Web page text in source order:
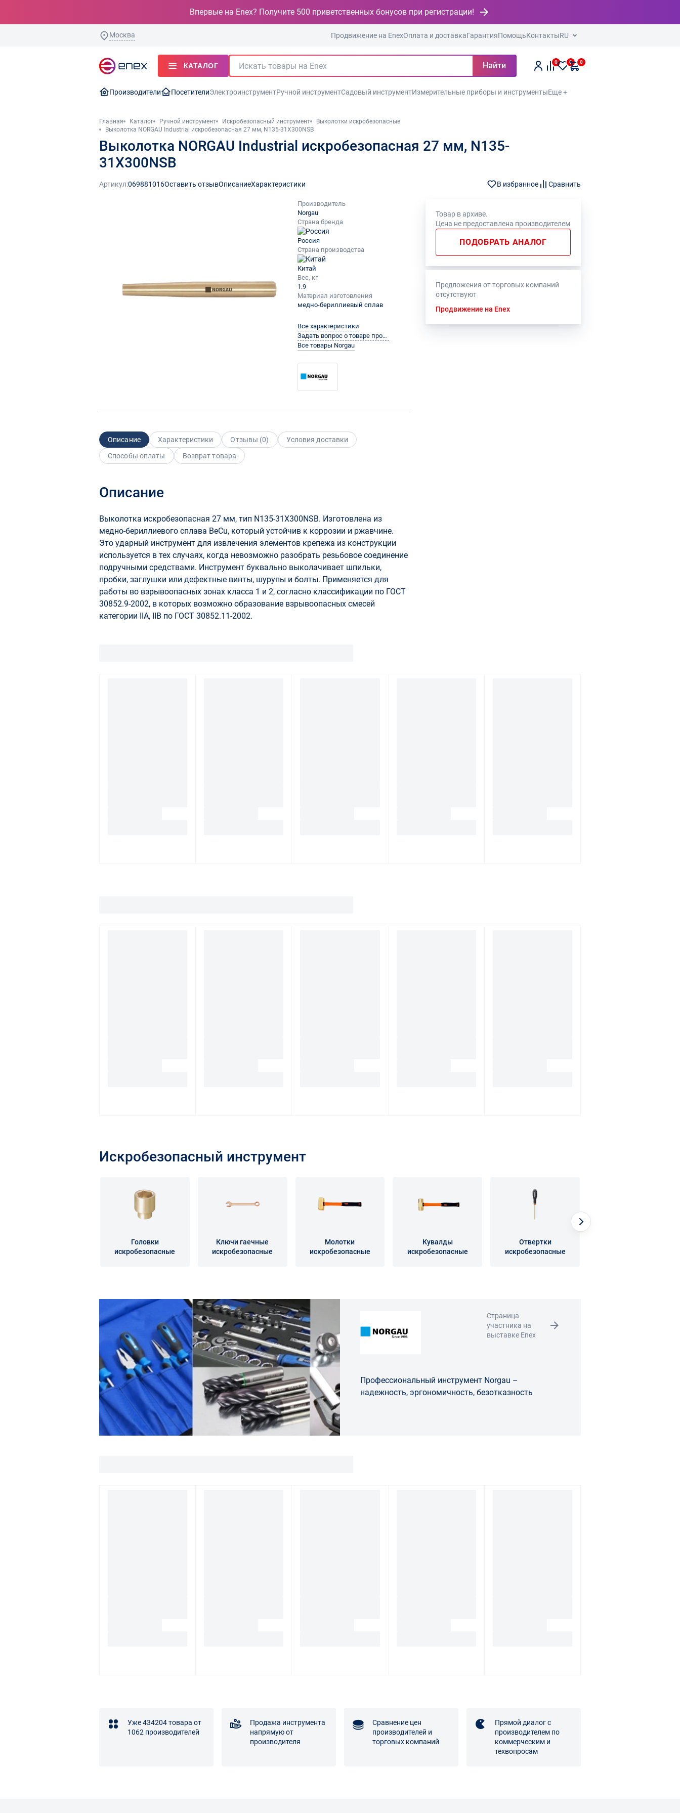
Впервые на Enex? Получите 500 приветственных бонусов при регистрации!
Москва Продвижение на EnexОплата и доставкаГарантияПомощьКонтактыRU
КАТАЛОГ Найти 0 0 0
Производители ПосетителиЭлектроинструментРучной инструментСадовый инструментИзмерительные приборы и инструментыЕще +
Главная Каталог Ручной инструмент Искробезопасный инструмент
Выколотки искробезопасные
Выколотка NORGAU Industrial искробезопасная 27 мм, N135-31Х300NSB
Выколотка NORGAU Industrial искробезопасная 27 мм, N135-
31Х300NSB
Артикул:069881016Оставить отзывОписаниеХарактеристики В избранное Сравнить
Производитель
Norgau
Страна бренда
Россия
Страна производства
Китай
Вес, кг
1.9
Материал изготовления
медно-бериллиевый сплав
Все характеристики
Задать вопрос о товаре производителю
Все товары Norgau
Товар в архиве.
Цена не предоставлена производителем
ПОДОБРАТЬ АНАЛОГ
Предложения от торговых компаний
отсутствуют
Продвижение на Enex
Описание Характеристики Отзывы (0)
Условия доставки
Способы оплаты
Возврат товара
Описание
Выколотка искробезопасная 27 мм, тип N135-31Х300NSB. Изготовлена из
медно-бериллиевого сплава BeCu, который устойчив к коррозии и ржавчине.
Это ударный инструмент для извлечения элементов крепежа из конструкции
используется в тех случаях, когда невозможно разобрать резьбовое соединение
подручными средствами. Инструмент буквально выколачивает шпильки,
пробки, заглушки или дефектные винты, шурупы и болты. Применяется для
работы во взрывоопасных зонах класса 1 и 2, согласно классификации по ГОСТ
30852.9-2002, в которых возможно образование взрывоопасных смесей
категории IIA, IIB по ГОСТ 30852.11-2002.
Искробезопасный инструмент
Головки
искробезопасные
Ключи гаечные
искробезопасные
Молотки
искробезопасные
Кувалды
искробезопасные
Отвертки
искробезопасные
Страница
участника на
выставке Enex
Профессиональный инструмент Norgau –
надежность, эргономичность, безотказность
Уже 434204 товара от
1062 производителей
Продажа инструмента
напрямую от
производителя
Сравнение цен
производителей и
торговых компаний
Прямой диалог с
производителем по
коммерческим и
техвопросам